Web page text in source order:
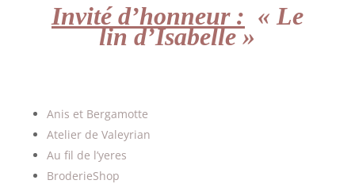
Invité d’honneur : « Le
lin d’Isabelle »
Anis et Bergamotte
Atelier de Valeyrian
Au fil de l’yeres
BroderieShop